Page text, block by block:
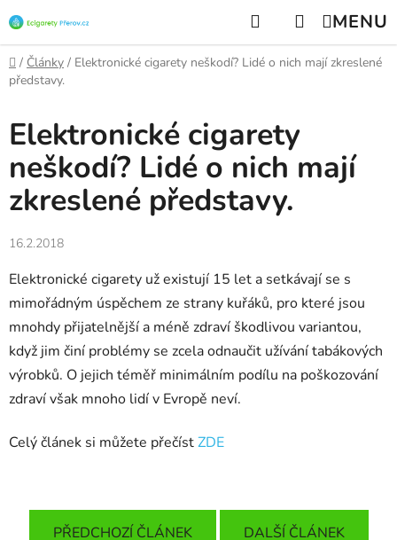
na
obsah
Hledat NÁKUPNÍ
KOŠÍK
Domů
/ Články / Elektronické cigarety neškodí? Lidé o nich mají zkreslené
představy.
Elektronické cigarety
neškodí? Lidé o nich mají
zkreslené představy.
16.2.2018
Elektronické cigarety už existují 15 let a setkávají se s
mimořádným úspěchem ze strany kuřáků, pro které jsou
mnohdy přijatelnější a méně zdraví škodlivou variantou,
když jim činí problémy se zcela odnaučit užívání tabákových
výrobků. O jejich téměř minimálním podílu na poškozování
zdraví však mnoho lidí v Evropě neví.
Celý článek si můžete přečístZDE
PŘEDCHOZÍ ČLÁNEK DALŠÍ ČLÁNEK